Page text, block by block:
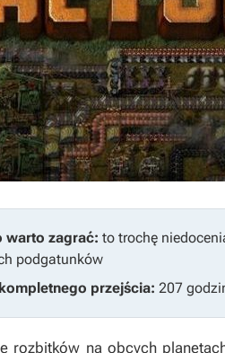
warto zagrać: to trochę
podgatunków
przejścia: 207
rozbitków na obcych